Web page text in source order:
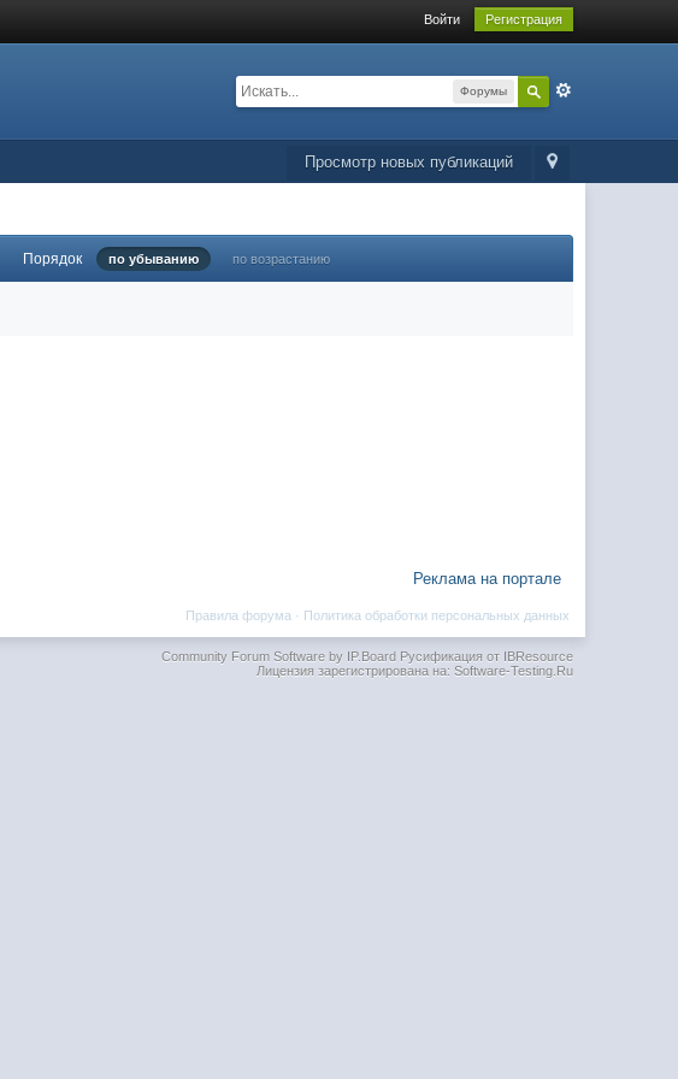
Войти Регистрация
Форумы
Просмотр новых публикаций
Порядок по убыванию по возрастанию
Реклама на портале
Политика обработки персональных данных
Правила форума ·
Community Forum Software by IP.BoardРусификация от IBResource
Лицензия зарегистрирована на: Software-Testing.Ru